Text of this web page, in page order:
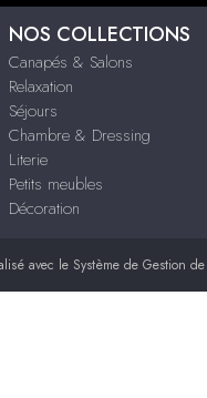
NOS COLLECTIONS
Canapés & Salons
Relaxation
Séjours
Chambre & Dressing
Literie
Petits meubles
Décoration
avec le Système de Gestion